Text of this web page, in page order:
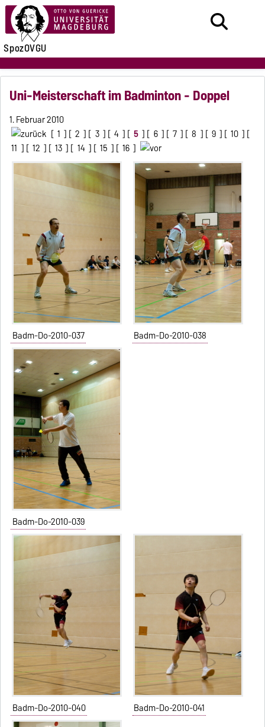
SpozOVGU
Uni-Meisterschaft im Badminton - Doppel
1. Februar 2010
[ 1 ] [ 2 ] [ 3 ] [ 4 ] [ 5 ] [ 6 ] [ 7 ] [ 8 ] [ 9 ] [ 10 ] [
11 ] [ 12 ] [ 13 ] [ 14 ] [ 15 ] [ 16 ]
Badm-Do-2010-037 Badm-Do-2010-038
Badm-Do-2010-039
Badm-Do-2010-040 Badm-Do-2010-041